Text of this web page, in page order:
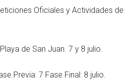
Oficiales y Actividades de
de San Juan. 7 y 8 julio.
Previa: 7 Fase Final: 8 julio.